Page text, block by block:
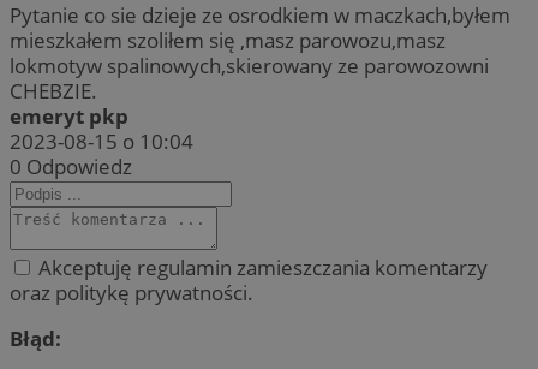
Pytanie co sie dzieje ze osrodkiem w maczkach,byłem
mieszkałem szoliłem się ,masz parowozu,masz
lokmotyw spalinowych,skierowany ze parowozowni
CHEBZIE.
emeryt pkp
2023-08-15 o 10:04
0 Odpowiedz
Akceptuję regulamin zamieszczania komentarzy
oraz politykę prywatności.
Błąd: